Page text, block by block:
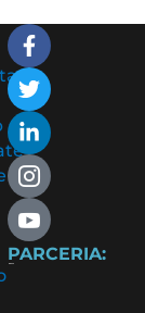
F
a
c
e
b
o
o
k
-
f
T
w
i
t
t
e
r
L
i
n
k
e
d
i
n
-
i
n
I
c
o
n
-
i
n
s
t
a
g
I
c
o
n
-
y
o
u
t
u
b
PARCERIA: